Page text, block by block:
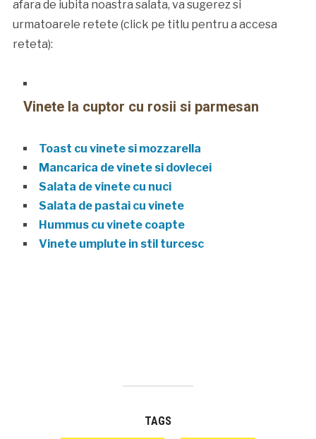
afara de iubita noastra salata, va sugerez si
urmatoarele retete (click pe titlu pentru a accesa
reteta):
Vinete la cuptor cu rosii si parmesan
Toast cu vinete si mozzarella
Mancarica de vinete si dovlecei
Salata de vinete cu nuci
Salata de pastai cu vinete
Hummus cu vinete coapte
Vinete umplute in stil turcesc
TAGS